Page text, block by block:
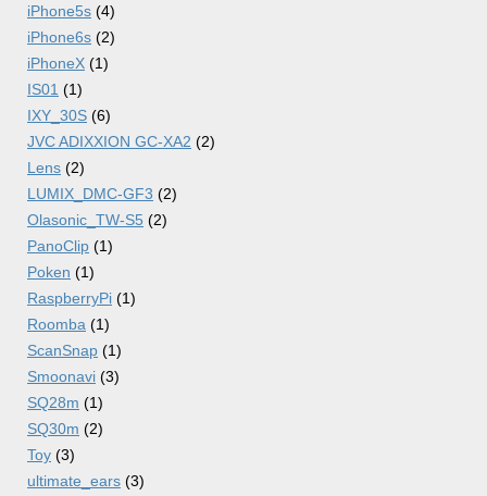
iPhone5s (4)
iPhone6s (2)
iPhoneX (1)
IS01 (1)
IXY_30S (6)
JVC ADIXXION GC-XA2 (2)
Lens (2)
LUMIX_DMC-GF3 (2)
Olasonic_TW-S5 (2)
PanoClip (1)
Poken (1)
RaspberryPi (1)
Roomba (1)
ScanSnap (1)
Smoonavi (3)
SQ28m (1)
SQ30m (2)
Toy (3)
ultimate_ears (3)